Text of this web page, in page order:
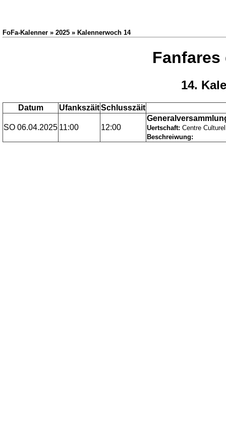
FoFa-Kalenner » 2025 » Kalennerwoch 14
14.
Datum UfankszäitSchlusszäit
SO 06.04.2025 11:00 12:00 Uertschaft: Centre
Beschreiwung: